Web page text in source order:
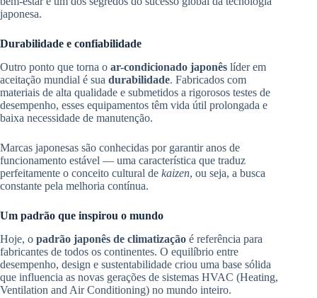
japonesa.
Durabilidade e confiabilidade
Outro ponto que torna o ar-condicionado japonês líder em
aceitação mundial é sua durabilidade. Fabricados com
materiais de alta qualidade e submetidos a rigorosos testes de
desempenho, esses equipamentos têm vida útil prolongada e
baixa necessidade de manutenção.
Marcas japonesas são conhecidas por garantir anos de
funcionamento estável — uma característica que traduz
perfeitamente o conceito cultural de kaizen, ou seja, a busca
constante pela melhoria contínua.
Um padrão que inspirou o mundo
Hoje, o padrão japonês de climatização é referência para
fabricantes de todos os continentes. O equilíbrio entre
desempenho, design e sustentabilidade criou uma base sólida
que influencia as novas gerações de sistemas HVAC (Heating,
Ventilation and Air Conditioning) no mundo inteiro.